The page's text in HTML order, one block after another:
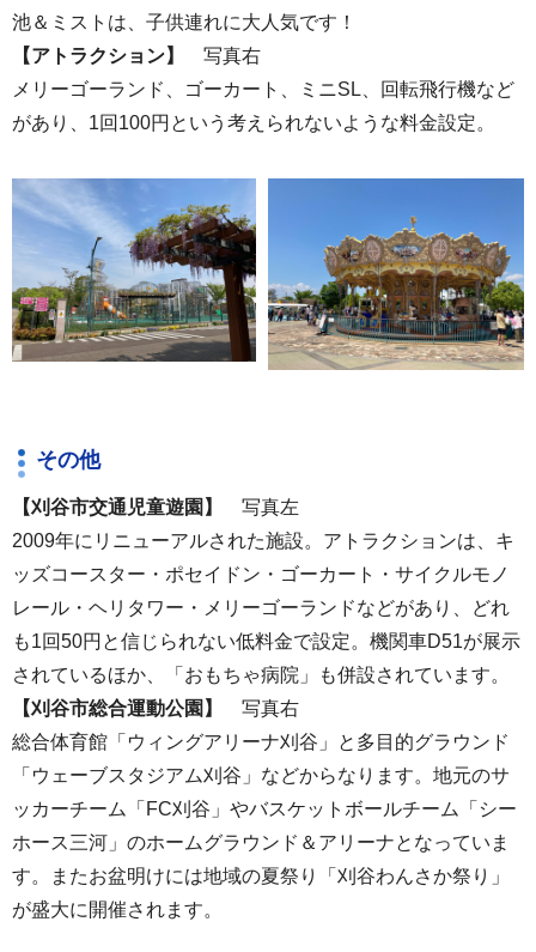
池＆ミストは、子供連れに大人気です！
【アトラクション】
写真右
メリーゴーランド、ゴーカート、ミニSL、回転飛行機など
があり、1回100円という考えられないような料金設定。
その他
【刈谷市交通児童遊園】
写真左
2009年にリニューアルされた施設。アトラクションは、キ
ッズコースター・ポセイドン・ゴーカート・サイクルモノ
レール・ヘリタワー・メリーゴーランドなどがあり、どれ
も1回50円と信じられない低料金で設定。機関車D51が展示
されているほか、「おもちゃ病院」も併設されています。
【刈谷市総合運動公園】
写真右
総合体育館「ウィングアリーナ刈谷」と多目的グラウンド
「ウェーブスタジアム刈谷」などからなります。地元のサ
ッカーチーム「FC刈谷」やバスケットボールチーム「シー
ホース三河」のホームグラウンド＆アリーナとなっていま
す。またお盆明けには地域の夏祭り「刈谷わんさか祭り」
が盛大に開催されます。